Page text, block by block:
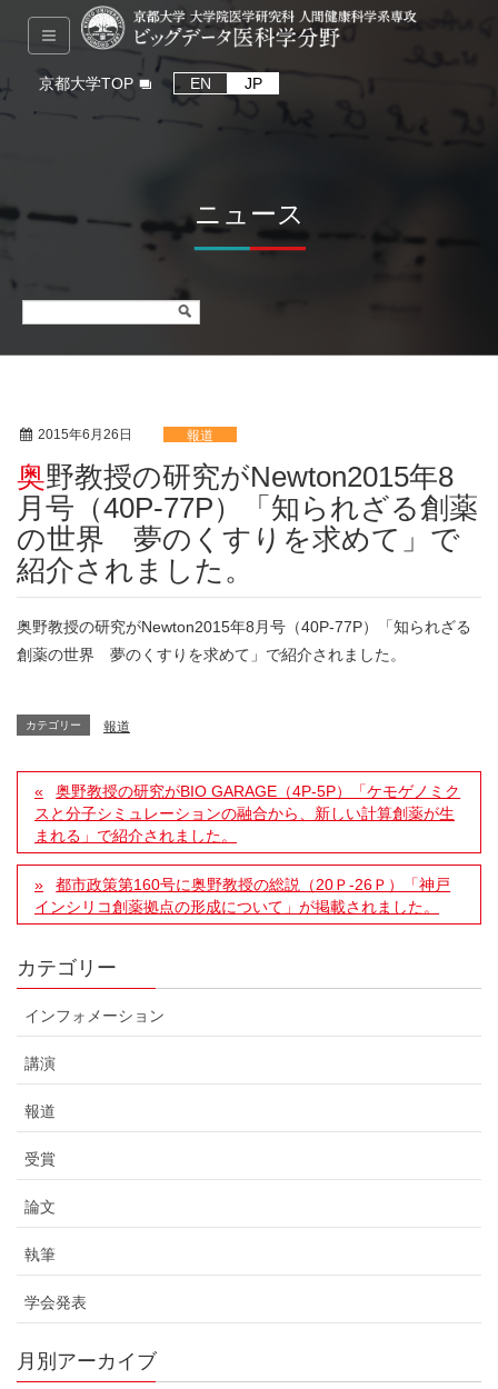
京都大学TOP EN JP
ニュース
2015年6月26日 報道
奥野教授の研究がNewton2015年8
月号（40P-77P）「知られざる創薬
の世界 夢のくすりを求めて」で
紹介されました。
奥野教授の研究がNewton2015年8月号（40P-77P）「知られざる
創薬の世界 夢のくすりを求めて」で紹介されました。
カテゴリー 報道
奥野教授の研究がBIO GARAGE（4P-5P）「ケモゲノミク
スと分子シミュレーションの融合から、新しい計算創薬が生
まれる」で紹介されました。
都市政策第160号に奥野教授の総説（20Ｐ-26Ｐ）「神戸
インシリコ創薬拠点の形成について」が掲載されました。
カテゴリー
インフォメーション
講演
報道
受賞
論文
執筆
学会発表
月別アーカイブ